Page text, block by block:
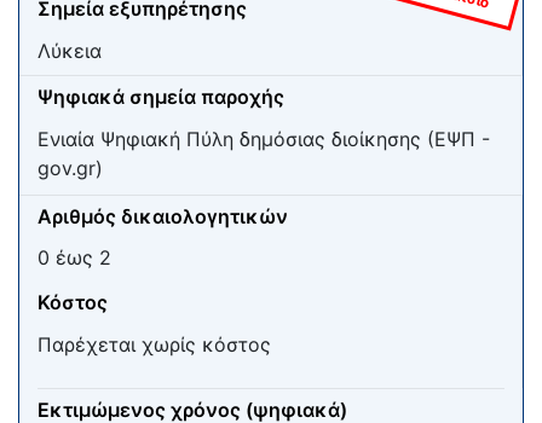
Σημεία εξυπηρέτησης
Λύκεια
Ψηφιακά σημεία παροχής
Ενιαία Ψηφιακή Πύλη δημόσιας διοίκησης (ΕΨΠ -
gov.gr)
Αριθμός δικαιολογητικών
0 έως 2
Κόστος
Παρέχεται χωρίς κόστος
Εκτιμώμενος χρόνος (ψηφιακά)